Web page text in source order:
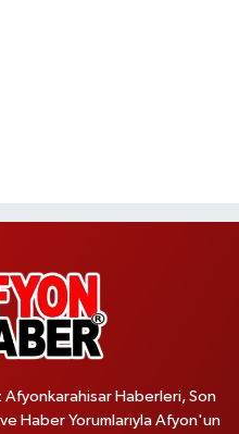
Afyonkarahisar Haberleri, Son
Haber Yorumlarıyla Afyon'un